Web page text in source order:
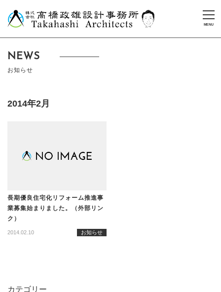
NEWS
お知らせ
2014年2月
長期優良住宅化リフォーム推進事
業募集始まりました。（外部リン
ク）
2014.02.10 お知らせ
カテゴリー